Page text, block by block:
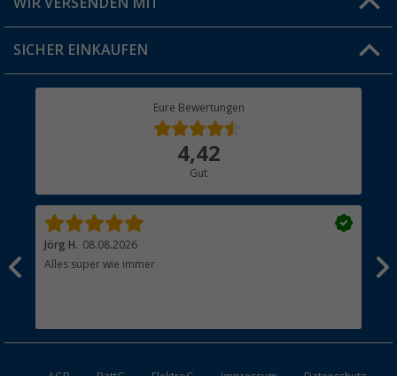
Jobs & Karriere
Rücksendung
SICHER EINKAUFEN
Eure Bewertungen
4,42
Gut
Jörg H. 08.08.2026
Alles super wie immer